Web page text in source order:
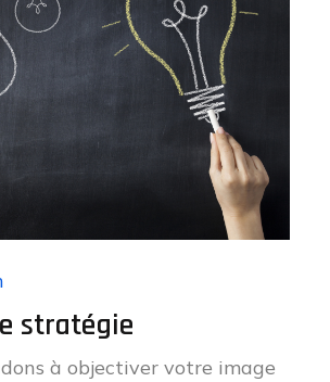
stratégie
à objectiver votre image